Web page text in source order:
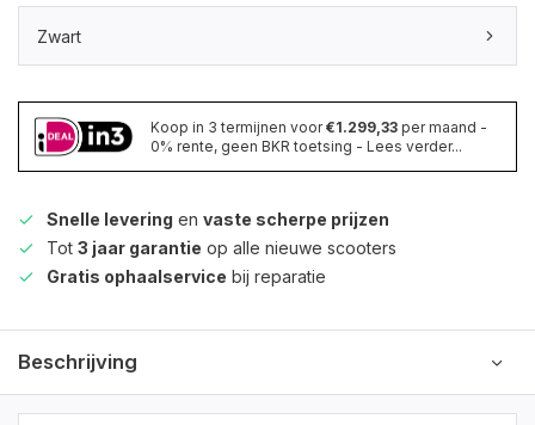
Zwart
Koop in 3 termijnen voor€1.299,33 per maand -
0% rente, geen BKR toetsing - Lees verder...
Snelle levering en vaste scherpe prijzen
Tot 3 jaar garantie op alle nieuwe scooters
Gratis ophaalservice bij reparatie
Beschrijving